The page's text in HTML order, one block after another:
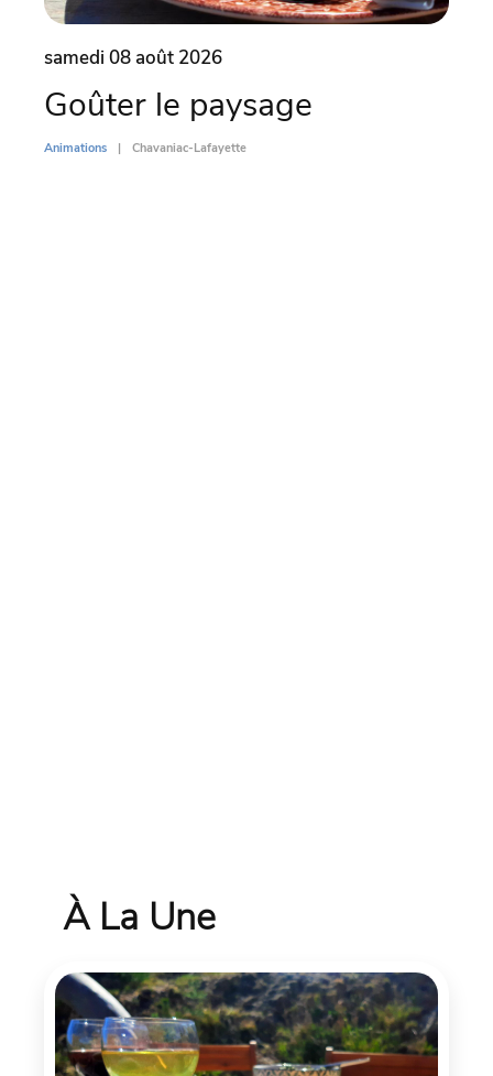
samedi 08 août 2026
Goûter le paysage
Animations Chavaniac-Lafayette
À La Une